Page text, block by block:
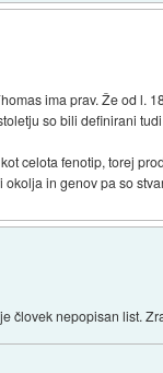
ima prav. Že od l.
so bili definirani
celota fenotip, torej
in genov pa so
človek nepopisan list.